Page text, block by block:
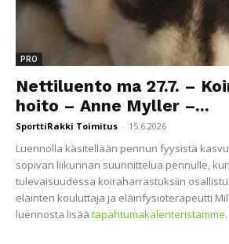
PRO
Nettiluento ma 27.7. –
hoito – Anne Myller –...
SporttiRakki Toimitus - 15.6.2026
Luennolla käsitellään pennun fyysistä
sopivan liikunnan suunnittelua pennulle,
tulevaisuudessa koiraharrastuksiin
eläinten kouluttaja ja eläinfysioterapeutti
luennosta lisää tapahtumakalenteristamme.